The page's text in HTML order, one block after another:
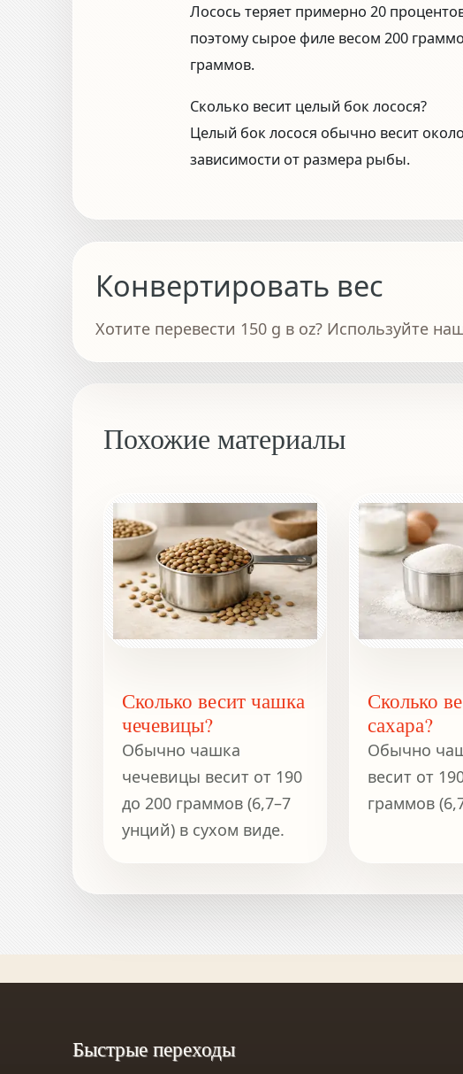
Лосось теряет примерно 20
поэтому сырое филе весом 200
граммов.
Сколько весит целый бок лосося?
Целый бок лосося обычно весит
зависимости от размера рыбы.
Конвертировать вес
Хотите перевести 150 g в oz? Используйте
Похожие материалы
Сколько весит чашка
чечевицы?
Обычно чашка
чечевицы весит от 190
до 200 граммов (6,7–7
унций) в сухом виде.
Сколько
сахара?
Обычно
весит от
граммов
Быстрые переходы